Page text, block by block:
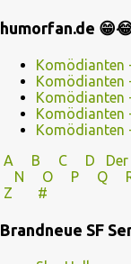
humorfan.de
Komödianten
Komödianten
Komödianten
Komödianten
Komödianten
A
B C D Der
N
O P Q
Z
#
Brandneue SF